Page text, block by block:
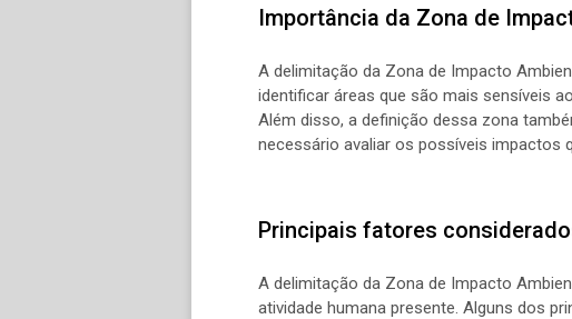
Importância da Zona de
A delimitação da Zona de Impacto
identificar áreas que são mais sensíveis
Além disso, a definição dessa zona
necessário avaliar os possíveis impactos
Principais fatores
A delimitação da Zona de Impacto
atividade humana presente. Alguns dos